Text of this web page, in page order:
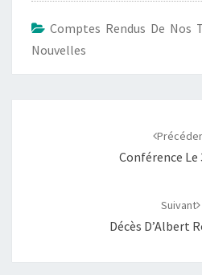
Comptes Rendus De Nos
Nouvelles
Conférence Le
Suivant
Décès D’Albert